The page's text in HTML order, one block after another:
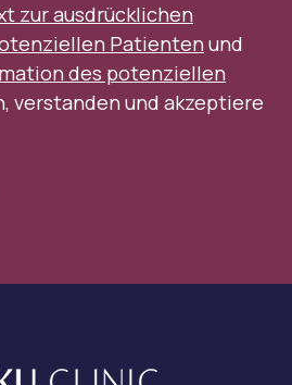
zur ausdrücklichen
Patienten und
des potenziellen
verstanden und akzeptiere